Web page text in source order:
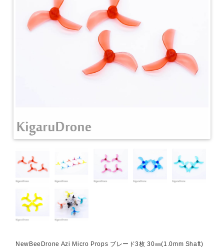
NewBeeDrone Azi Micro Props ブレード3枚 30㎜(1.0mm Shaft)